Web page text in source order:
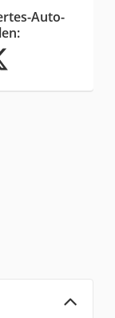
Auto-